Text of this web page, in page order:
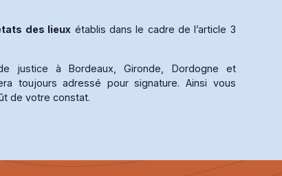
des lieux établis dans le cadre de l’article 3
justice à Bordeaux, Gironde, Dordogne et
toujours adressé pour signature. Ainsi vous
de votre constat.